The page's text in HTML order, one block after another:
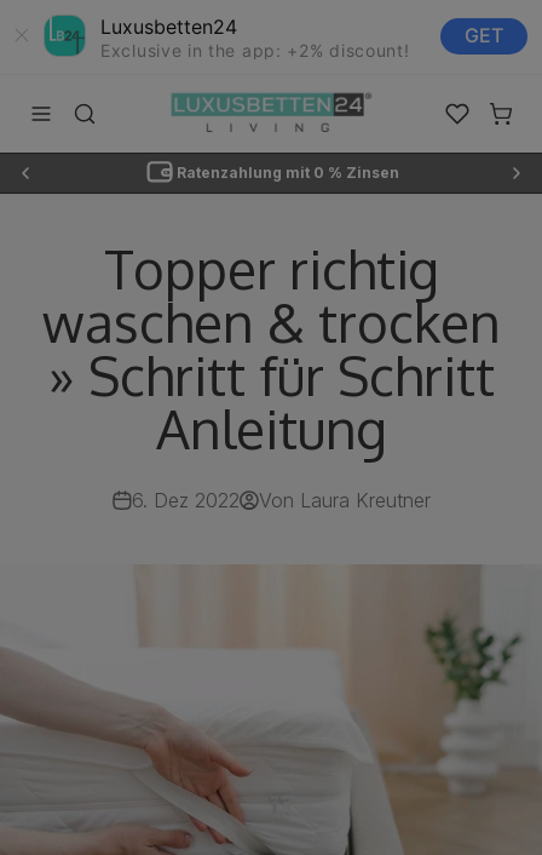
Luxusbetten24
Exclusive in the app: +2% discount!
GET
Navigationsmenü öffnen
Suche öffnen
Luxusbetten24
Favoriten
Ratenzahlung mit 0 % Zinsen
Topper richtig
waschen & trocken
» Schritt für Schritt
Anleitung
6. Dez 2022 Von Laura Kreutner